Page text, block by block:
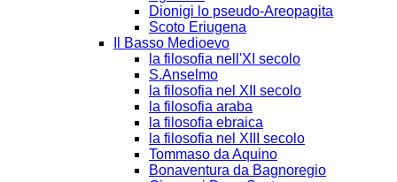
Dionigi lo pseudo-Areopagita
Scoto Eriugena
Il Basso Medioevo
la filosofia nell'XI secolo
S.Anselmo
la filosofia nel XII secolo
la filosofia araba
la filosofia ebraica
la filosofia nel XIII secolo
Tommaso da Aquino
Bonaventura da Bagnoregio